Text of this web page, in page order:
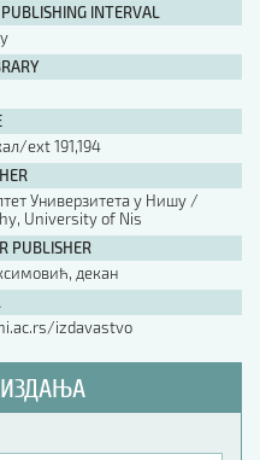
INTERVAL
ext 191,194
Универзитета у Нишу /
University of Nis
декан
izdavastvo
ИЗДАЊА